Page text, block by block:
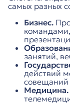
самых разных
Бизнес.
занятий,
действий
совещаний
Медицина.